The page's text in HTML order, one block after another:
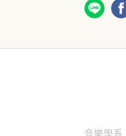
音樂學系